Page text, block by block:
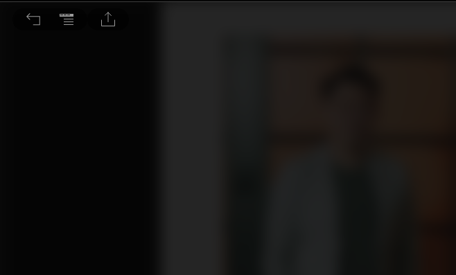
顛覆傳統招聘程序 Bling!應對人揀工潮流